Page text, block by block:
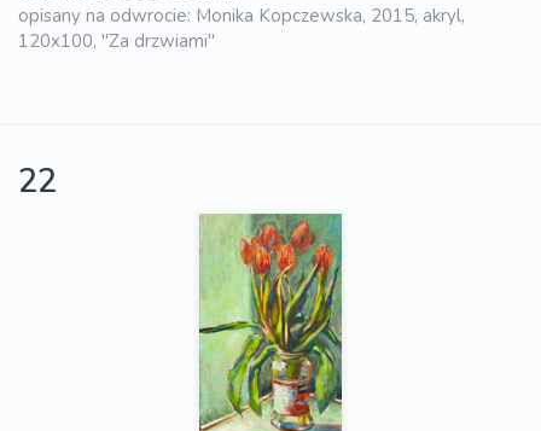
opisany na odwrocie: Monika Kopczewska, 2015, akryl,
120x100, "Za drzwiami"
22